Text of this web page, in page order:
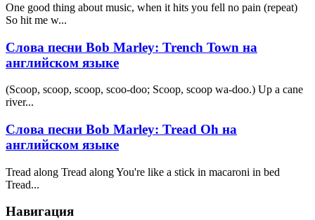
One good thing about music, when it hits you fell no pain (repeat)
So hit me w...
Слова песни Bob Marley: Trench Town на
английском языке
(Scoop, scoop, scoop, scoo-doo; Scoop, scoop wa-doo.) Up a cane
river...
Слова песни Bob Marley: Tread Oh на
английском языке
Tread along Tread along You're like a stick in macaroni in bed
Tread...
Навигация